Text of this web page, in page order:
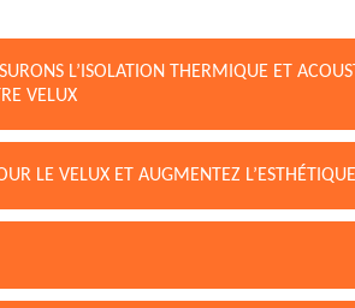
L’ISOLATION THERMIQUE ET
VELUX
LE VELUX ET AUGMENTEZ